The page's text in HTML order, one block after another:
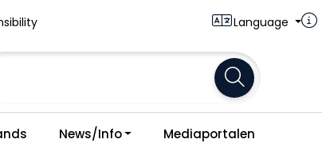
Language
News/Info Mediaportalen